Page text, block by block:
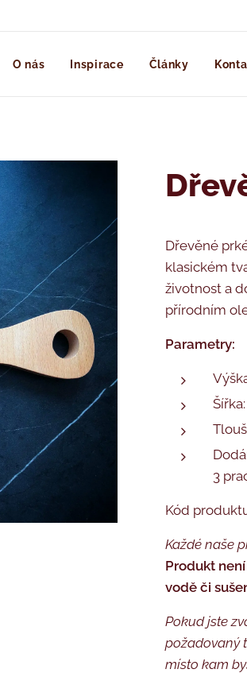
O nás Inspirace Články
Dřevěné
klasickém
životnost a
přírodním
Parametry:
3
Kód
Každé naše
Produkt
vodě či
Pokud jste
požadovaný
místo kam